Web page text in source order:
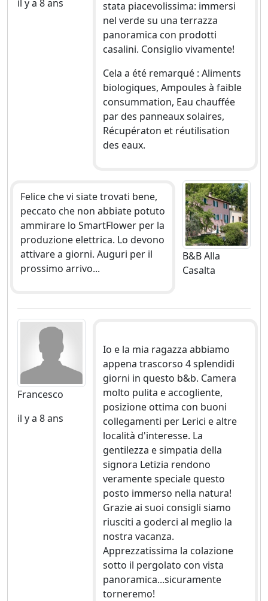
il y a 8 ans
stata piacevolissima: immersi
nel verde su una terrazza
panoramica con prodotti
casalini. Consiglio vivamente!
Cela a été remarqué : Aliments
biologiques, Ampoules à faible
consummation, Eau chauffée
par des panneaux solaires,
Récupératon et réutilisation
des eaux.
Felice che vi siate trovati bene,
peccato che non abbiate potuto
ammirare lo SmartFlower per la
produzione elettrica. Lo devono
attivare a giorni. Auguri per il
prossimo arrivo...
B&B Alla
Casalta
Francesco
il y a 8 ans
Io e la mia ragazza abbiamo
appena trascorso 4 splendidi
giorni in questo b&b. Camera
molto pulita e accogliente,
posizione ottima con buoni
collegamenti per Lerici e altre
località d'interesse. La
gentilezza e simpatia della
signora Letizia rendono
veramente speciale questo
posto immerso nella natura!
Grazie ai suoi consigli siamo
riusciti a goderci al meglio la
nostra vacanza.
Apprezzatissima la colazione
sotto il pergolato con vista
panoramica...sicuramente
torneremo!